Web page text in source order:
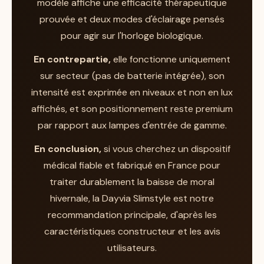
confortable pour une utilisation quotidienne
au même endroit, sans le côté "lampe de
À l'inverse, si vous cherchez avant tout une
vraie lampe de poste de travail, le
Dayvia
Sundesk
pousse la logique bureau plus loin,
avec un bras articulé orientable et une
d'ajuster précisément l'angle d'éclairage. Le
Slimstyle Day mise davantage sur la sobriété
et l'encombrement minimal que sur
l'articulation.
Budget serré et usage fixe simple :
Slimstyle Day reste le plus polyvalent.
Un réveil plus facile et des cycles de
sommeil mieux régulés.
Un regain d'énergie et une humeur plus
stable, particulièrement appréciés en
automne et en hiver.
Une lumière décrite comme puissante
mais non éblouissante, ce qui rend les
La possibilité d'ajuster la lampe à son
rythme, un confort souvent souligné.
Côté réserves, les utilisateurs évoquent
surtout un prix situé dans le haut du marché
par rapport à des lampes d'entrée de
gamme. La plupart estiment toutefois que la
modèle affiche une efficacité thérapeutique
prouvée et deux modes d'éclairage pensés
pour agir sur l'horloge biologique.
En contrepartie,elle fonctionne uniquement
sur secteur (pas de batterie intégrée), son
intensité est exprimée en niveaux et non en lux
affichés, et son positionnement reste premium
par rapport aux lampes d'entrée de gamme.
En conclusion,si vous cherchez un dispositif
médical fiable et fabriqué en France pour
traiter durablement la baisse de moral
hivernale, la Dayvia Slimstyle est notre
recommandation principale, d'après les
caractéristiques constructeur et les avis
utilisateurs.